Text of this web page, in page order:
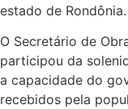
estado de Rondônia.
O Secretário de
participou da
a capacidade do
recebidos pela